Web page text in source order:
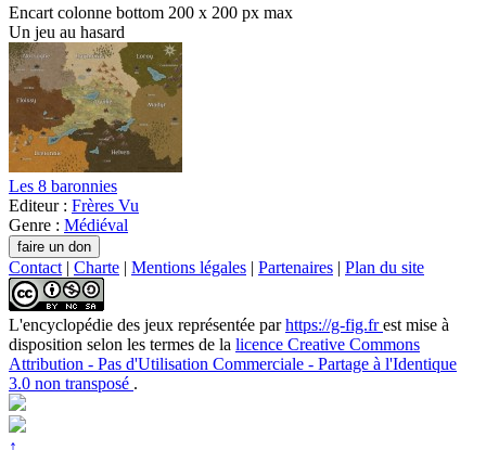
Encart colonne bottom 200 x 200 px max
Un jeu au hasard
Les 8 baronnies
Editeur : Frères Vu
Genre : Médiéval
Contact | Charte | Mentions légales | Partenaires | Plan du site
L'encyclopédie des jeux représentée parhttps://g-fig.frest mise à
disposition selon les termes de la licence Creative Commons
Attribution - Pas d'Utilisation Commerciale - Partage à l'Identique
3.0 non transposé .
↑